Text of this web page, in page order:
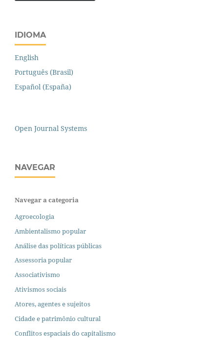
IDIOMA
English
Português (Brasil)
Español (España)
Open Journal Systems
NAVEGAR
Navegar a categoria
Agroecologia
Ambientalismo popular
Análise das políticas públicas
Assessoria popular
Associativismo
Ativismos sociais
Atores, agentes e sujeitos
Cidade e patrimônio cultural
Conflitos espaciais do capitalismo